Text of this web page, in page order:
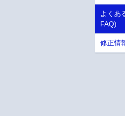
よくあ
FAQ)
修正情